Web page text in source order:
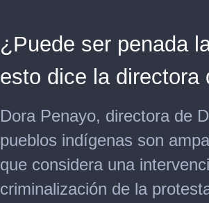
¿Puede ser penada
esto dice la directora
Dora Penayo, directora de
pueblos indígenas son
que considera una
criminalización de la